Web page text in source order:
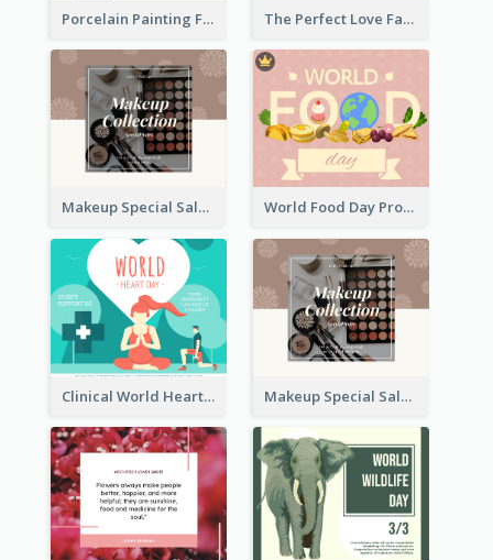
Porcelain Painting Facebook Post The Perfect Love Facebook Post
Makeup Special Sale Facebook Post World Food Day Promote Facebook Post
Clinical World Heart Day Quote Facebook Post Makeup Special Sale Facebook Post